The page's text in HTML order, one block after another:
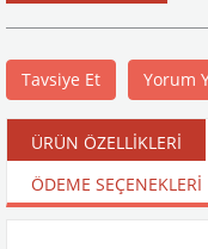
Tavsiye Et Yorum
ÜRÜN ÖZELLIKLERI
ÖDEME SEÇENEKLERI